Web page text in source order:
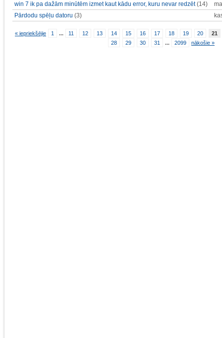
win 7 ik pa dažām minūtēm izmet kaut kādu error, kuru nevar redzēt(14)
Pārdodu spēļu datoru (3)
« iepriekšējie 1 ... 11 12 13 14 15 16 17 18 19 20
21
28
29 30 31 ... 2099 nākošie »